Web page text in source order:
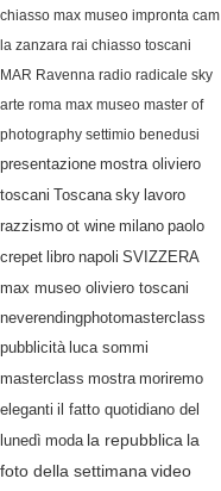
chiasso max museo impronta cam
la zanzara rai chiasso toscani
MAR Ravenna radio radicale sky
arte roma max museo master of
photography settimio benedusi
presentazione mostra oliviero
toscani
Toscana sky lavoro
razzismo ot wine milano paolo
crepet libro napoli SVIZZERA
max museo oliviero toscani
neverendingphotomasterclass
pubblicità luca sommi
masterclass mostra moriremo
eleganti il fatto quotidiano del
lunedì moda la repubblica la
foto della settimana video